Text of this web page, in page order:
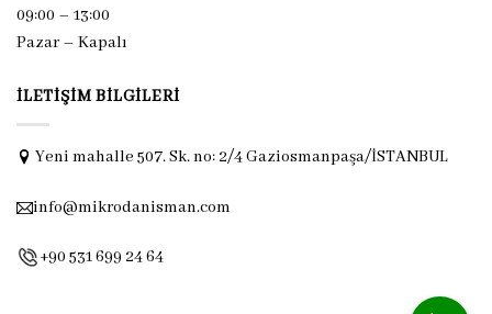
09:00 – 13:00
Pazar – Kapalı
İLETIŞIM BILGILERI
Yeni mahalle 507. Sk. no: 2/4 Gaziosmanpaşa/İSTANBUL
info@mikrodanisman.com
+90 531 699 24 64